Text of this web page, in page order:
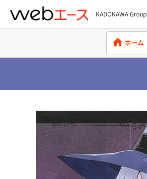
webエース
KADOKAWA Group
ホーム